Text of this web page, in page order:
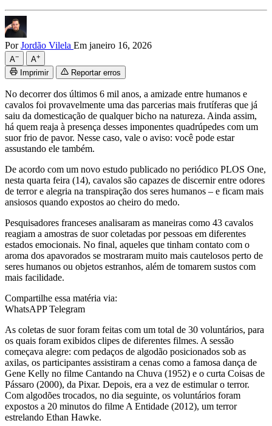
PorJordão Vilela Em janeiro 16, 2026
A− A+
Imprimir Reportar erros
No decorrer dos últimos 6 mil anos, a amizade entre humanos e
cavalos foi provavelmente uma das parcerias mais frutíferas que já
saiu da domesticação de qualquer bicho na natureza. Ainda assim,
há quem reaja à presença desses imponentes quadrúpedes com um
suor frio de pavor. Nesse caso, vale o aviso: você pode estar
assustando ele também.
De acordo com um novo estudo publicado no periódico PLOS One,
nesta quarta feira (14), cavalos são capazes de discernir entre odores
de terror e alegria na transpiração dos seres humanos – e ficam mais
ansiosos quando expostos ao cheiro do medo.
Pesquisadores franceses analisaram as maneiras como 43 cavalos
reagiam a amostras de suor coletadas por pessoas em diferentes
estados emocionais. No final, aqueles que tinham contato com o
aroma dos apavorados se mostraram muito mais cautelosos perto de
seres humanos ou objetos estranhos, além de tomarem sustos com
mais facilidade.
Compartilhe essa matéria via:
WhatsAPP Telegram
As coletas de suor foram feitas com um total de 30 voluntários, para
os quais foram exibidos clipes de diferentes filmes. A sessão
começava alegre: com pedaços de algodão posicionados sob as
axilas, os participantes assistiram a cenas como a famosa dança de
Gene Kelly no filme Cantando na Chuva (1952) e o curta Coisas de
Pássaro (2000), da Pixar. Depois, era a vez de estimular o terror.
Com algodões trocados, no dia seguinte, os voluntários foram
expostos a 20 minutos do filme A Entidade (2012), um terror
estrelando Ethan Hawke.